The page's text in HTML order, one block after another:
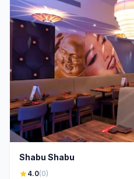
Shabu Shabu
star4.0(0)